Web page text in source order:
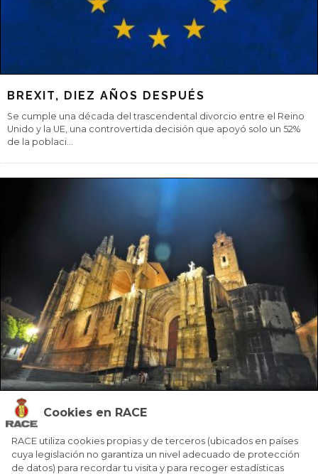
Cookies en RACE
RACE utiliza cookies propias y de terceros (ubicados en países
cuya legislación no garantiza un nivel adecuado de protección
de datos) para recordar tu visita y para recoger estadísticas
BREXIT, DIEZ AÑOS DESPUÉS
Se cumple una década del trascendental divorcio entre el Reino
Unido y la UE, una controvertida decisión que apoyó solo un 52%
de la poblaci...
EL NORTE EXTREMEÑO
arqueología romana, la ciudad de Plasencia, un pueblo
‘desaparecido’ y su gastron...